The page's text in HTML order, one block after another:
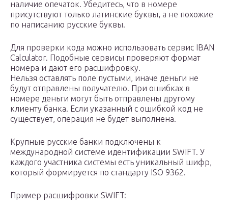
наличие опечаток. Убедитесь, что в номере
присутствуют только латинские буквы, а не похожие
по написанию русские буквы.
Для проверки кода можно использовать сервис IBAN
Calculator. Подобные сервисы проверяют формат
номера и дают его расшифровку.
Нельзя оставлять поле пустыми, иначе деньги не
будут отправлены получателю. При ошибках в
номере деньги могут быть отправлены другому
клиенту банка. Если указанный с ошибкой код не
существует, операция не будет выполнена.
Крупные русские банки подключены к
международной системе идентификации SWIFT. У
каждого участника системы есть уникальный шифр,
который формируется по стандарту ISO 9362.
Пример расшифровки SWIFT: